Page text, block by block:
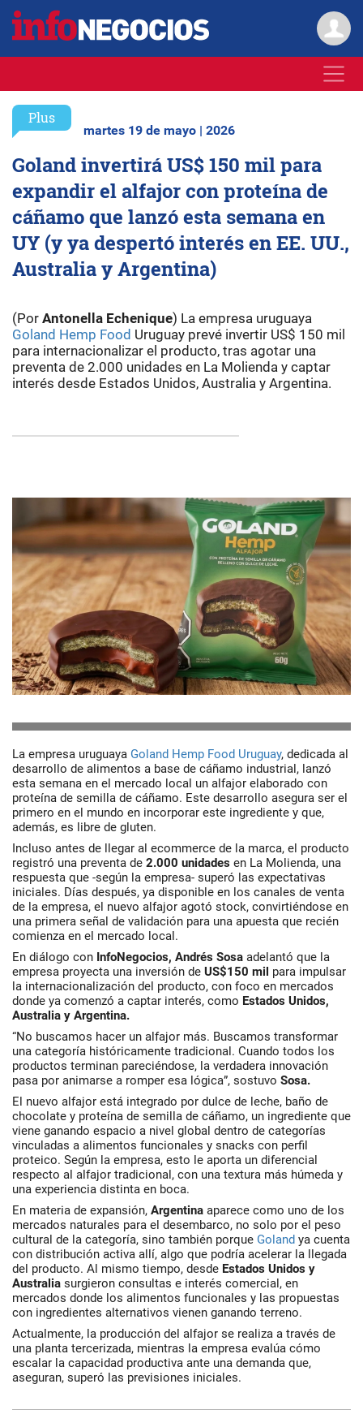
Plus
martes 19 de mayo | 2026
Goland invertirá US$ 150 mil para
expandir el alfajor con proteína de
cáñamo que lanzó esta semana en
UY (y ya despertó interés en EE. UU.,
Australia y Argentina)
(Por Antonella Echenique) La empresa uruguaya
Goland Hemp Food Uruguay prevé invertir US$ 150 mil
para internacionalizar el producto, tras agotar una
preventa de 2.000 unidades en La Molienda y captar
interés desde Estados Unidos, Australia y Argentina.
La empresa uruguaya Goland Hemp Food Uruguay, dedicada al
desarrollo de alimentos a base de cáñamo industrial, lanzó
esta semana en el mercado local un alfajor elaborado con
proteína de semilla de cáñamo. Este desarrollo asegura ser el
primero en el mundo en incorporar este ingrediente y que,
además, es libre de gluten.
Incluso antes de llegar al ecommerce de la marca, el producto
registró una preventa de 2.000 unidades en La Molienda, una
respuesta que -según la empresa- superó las expectativas
iniciales. Días después, ya disponible en los canales de venta
de la empresa, el nuevo alfajor agotó stock, convirtiéndose en
una primera señal de validación para una apuesta que recién
comienza en el mercado local.
En diálogo con InfoNegocios, Andrés Sosa adelantó que la
empresa proyecta una inversión de US$150 mil para impulsar
la internacionalización del producto, con foco en mercados
donde ya comenzó a captar interés, como Estados Unidos,
Australia y Argentina.
“No buscamos hacer un alfajor más. Buscamos transformar
una categoría históricamente tradicional. Cuando todos los
productos terminan pareciéndose, la verdadera innovación
pasa por animarse a romper esa lógica”, sostuvo Sosa.
El nuevo alfajor está integrado por dulce de leche, baño de
chocolate y proteína de semilla de cáñamo, un ingrediente que
viene ganando espacio a nivel global dentro de categorías
vinculadas a alimentos funcionales y snacks con perfil
proteico. Según la empresa, esto le aporta un diferencial
respecto al alfajor tradicional, con una textura más húmeda y
una experiencia distinta en boca.
En materia de expansión, Argentina aparece como uno de los
mercados naturales para el desembarco, no solo por el peso
cultural de la categoría, sino también porque Goland ya cuenta
con distribución activa allí, algo que podría acelerar la llegada
del producto. Al mismo tiempo, desde Estados Unidos y
Australia surgieron consultas e interés comercial, en
mercados donde los alimentos funcionales y las propuestas
con ingredientes alternativos vienen ganando terreno.
Actualmente, la producción del alfajor se realiza a través de
una planta tercerizada, mientras la empresa evalúa cómo
escalar la capacidad productiva ante una demanda que,
aseguran, superó las previsiones iniciales.